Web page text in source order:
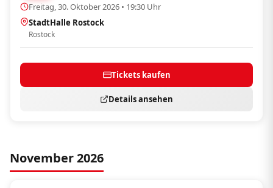
Freitag, 30. Oktober 2026 • 19:30 Uhr
StadtHalle Rostock
Rostock
Tickets kaufen
Details ansehen
November 2026